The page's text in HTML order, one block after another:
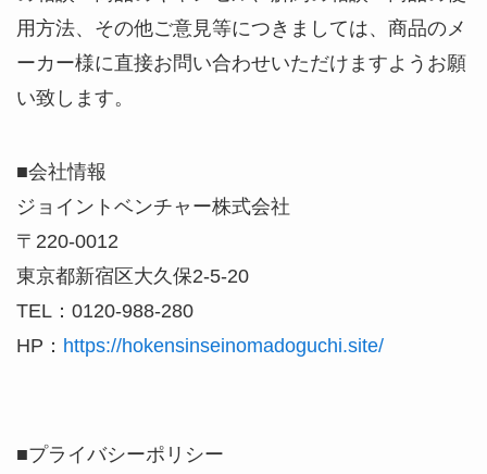
用方法、その他ご意見等につきましては、商品のメ
ーカー様に直接お問い合わせいただけますようお願
い致します。
■会社情報
ジョイントベンチャー株式会社
〒220-0012
東京都新宿区大久保2-5-20
TEL：0120-988-280
HP： https://hokensinseinomadoguchi.site/
■プライバシーポリシー